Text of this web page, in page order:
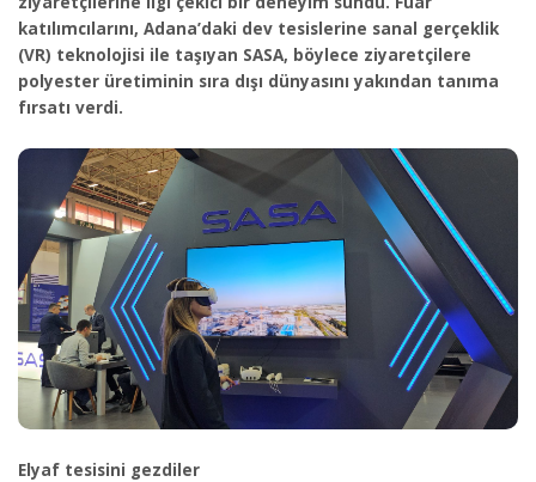
katılımcılarını, Adana’daki dev tesislerine sanal gerçeklik
(VR) teknolojisi ile taşıyan SASA, böylece ziyaretçilere
polyester üretiminin sıra dışı dünyasını yakından tanıma
fırsatı verdi.
Elyaf tesisini gezdiler